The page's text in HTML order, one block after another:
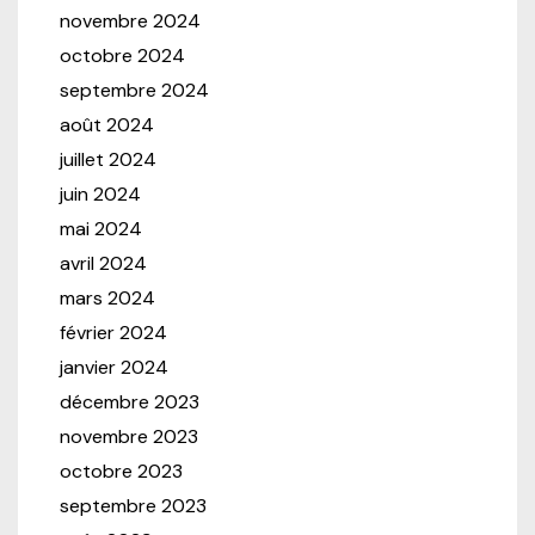
novembre 2024
octobre 2024
septembre 2024
août 2024
juillet 2024
juin 2024
mai 2024
avril 2024
mars 2024
février 2024
janvier 2024
décembre 2023
novembre 2023
octobre 2023
septembre 2023